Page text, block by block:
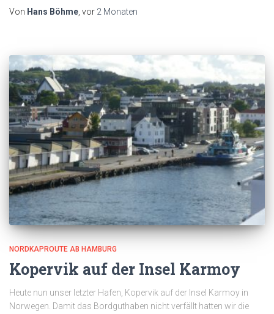
Von Hans Böhme , vor 2 Monaten
NORDKAPROUTE AB HAMBURG
Kopervik auf der Insel Karmoy
Heute nun unser letzter Hafen, Kopervik auf der Insel Karmoy in
Norwegen. Damit das Bordguthaben nicht verfällt hatten wir die